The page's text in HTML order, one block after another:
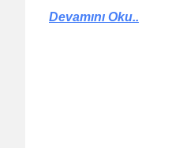
Devamını Oku..